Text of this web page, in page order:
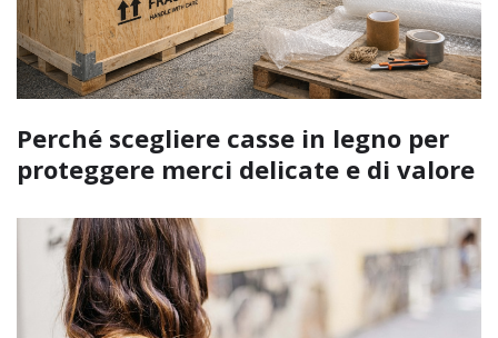
Perché scegliere casse in legno per
proteggere merci delicate e di valore